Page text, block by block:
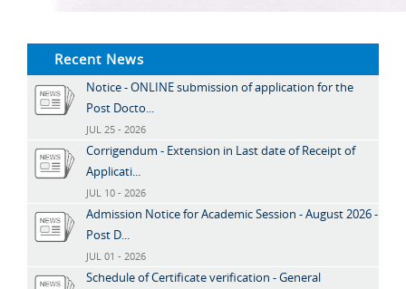
Recent News
Notice - ONLINE submission of application for the
Post Docto...
JUL 25 - 2026
Corrigendum - Extension in Last date of Receipt of
Applicati...
JUL 10 - 2026
Admission Notice for Academic Session - August 2026 -
Post D...
JUL 01 - 2026
Schedule of Certificate verification - General